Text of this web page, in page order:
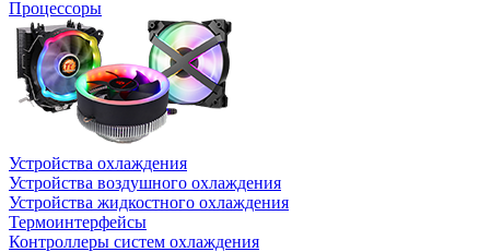
Процессоры
Устройства охлаждения
Устройства воздушного охлаждения
Устройства жидкостного охлаждения
Термоинтерфейсы
Контроллеры систем охлаждения